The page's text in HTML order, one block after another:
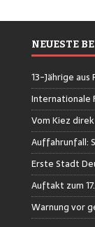
NEUESTE
13-Jährige
Internationale
Vom Kiez
Auffahrunfall:
Erste Stadt
Auftakt zum
Warnung vor